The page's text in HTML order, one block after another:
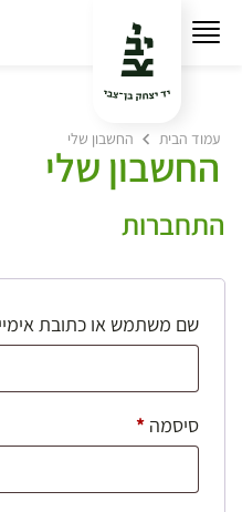
עמוד הבית החשבון שלי
החשבון שלי
התחברות
שם משתמש או כתובת
סיסמה *חובה